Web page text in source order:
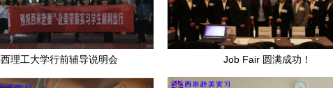
西理工大学行前辅导说明会 Job Fair 圆满成功！